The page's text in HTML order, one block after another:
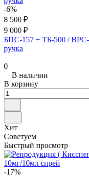
-6%
8 500 ₽
9 000 ₽
БПС-157 + ТБ-500 /
ручка
0
В наличии
В корзину
Хит
Советуем
Быстрый просмотр
-17%